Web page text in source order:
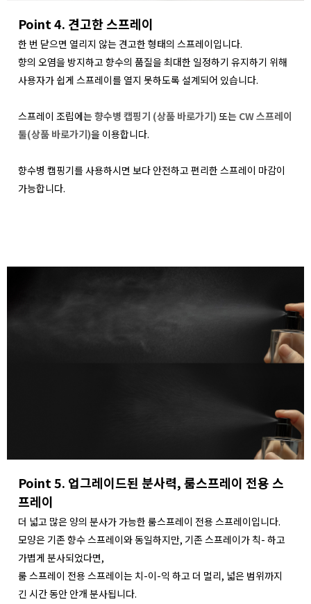
Point 4. 견고한 스프레이
한 번 닫으면 열리지 않는 견고한 형태의 스프레이입니다.
향의 오염을 방지하고 향수의 품질을 최대한 일정하기 유지하기 위해
사용자가 쉽게 스프레이를 열지 못하도록 설계되어 있습니다.
스프레이 조립에는향수병 캡핑기 (상품 바로가기) 또는 CW 스프레이
툴(상품 바로가기)을 이용합니다.
향수병 캡핑기를 사용하시면 보다 안전하고 편리한 스프레이 마감이
가능합니다.
Point 5. 업그레이드된 분사력, 룸스프레이 전용 스
프레이
더 넓고 많은 양의 분사가 가능한 룸스프레이 전용 스프레이입니다.
모양은 기존 향수 스프레이와 동일하지만, 기존 스프레이가 칙- 하고
가볍게 분사되었다면,
룸 스프레이 전용 스프레이는 치-이-익 하고 더 멀리, 넓은 범위까지
긴 시간 동안 안개 분사됩니다.